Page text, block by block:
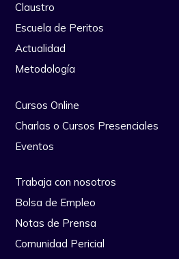
Claustro
Escuela de Peritos
Actualidad
Metodología
Cursos Online
Charlas o Cursos Presenciales
Eventos
Trabaja con nosotros
Bolsa de Empleo
Notas de Prensa
Comunidad Pericial